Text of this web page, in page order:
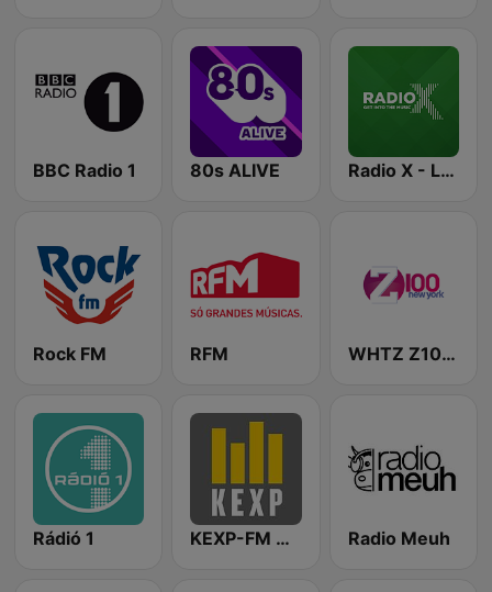
BBC Radio 1 80s ALIVE Radio X - London
Rock FM RFM WHTZ Z100 New York
Rádió 1 KEXP-FM 90.3 Radio Meuh